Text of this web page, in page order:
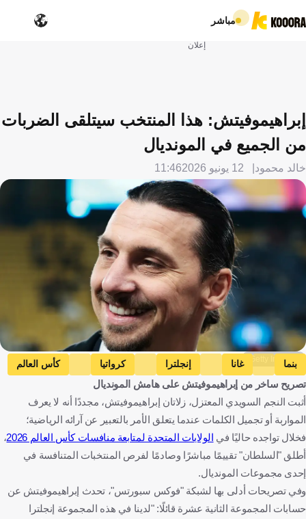
مباشر
إعلان
إبراهيموفيتش: هذا المنتخب سيتلقى الضربات
من الجميع في المونديال
خالد محمود 12 يونيو 2026 11:46
Getty Images
بنما غانا إنجلترا كرواتيا
كأس العالم
زلاتان إبراهيموفيتش
بنما غانا إنجلترا كرواتيا
كرة قدم
تصريح ساخر من إبراهيموفيتش على هامش المونديال
أثبت النجم السويدي المعتزل، زلاتان إبراهيموفيتش، مجددًا أنه لا يعرف
المواربة أو تجميل الكلمات عندما يتعلق الأمر بالتعبير عن آرائه الرياضية؛
فخلال تواجده حاليًا في الولايات المتحدة لمتابعة منافسات كأس العالم 2026
،
أطلق "السلطان" تقييمًا مباشرًا وصادمًا لفرص المنتخبات المتنافسة في
إحدى مجموعات المونديال.
وفي تصريحات أدلى بها لشبكة "فوكس سبورتس"، تحدث إبراهيموفيتش عن
حسابات المجموعة الثانية عشرة قائلًا: "لدينا في هذه المجموعة إنجلترا